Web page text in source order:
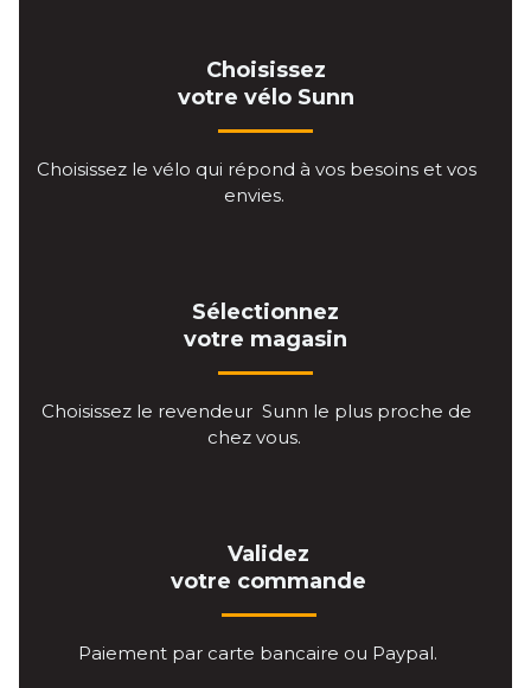
Choisissez
votre vélo Sunn
Choisissez le vélo qui répond à vos besoins et vos
envies.
Sélectionnez
votre magasin
Choisissez le revendeur Sunn le plus proche de
chez vous.
Validez
votre commande
Paiement par carte bancaire ou Paypal.